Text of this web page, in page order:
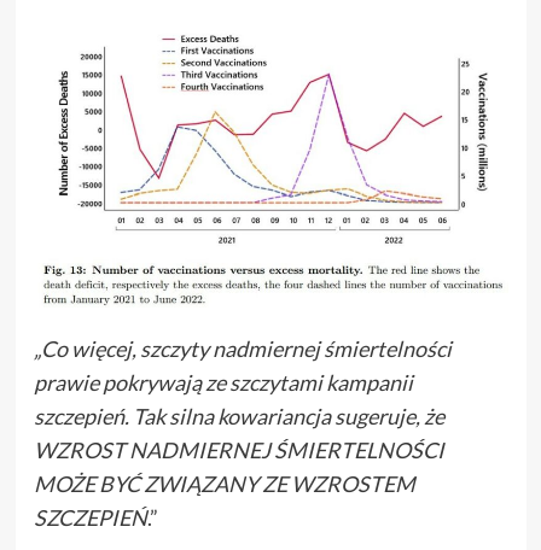
„Co więcej, szczyty nadmiernej śmiertelności
prawie pokrywają ze szczytami kampanii
szczepień. Tak silna kowariancja sugeruje, że
WZROST NADMIERNEJ ŚMIERTELNOŚCI
MOŻE BYĆ ZWIĄZANY ZE WZROSTEM
SZCZEPIEŃ.”